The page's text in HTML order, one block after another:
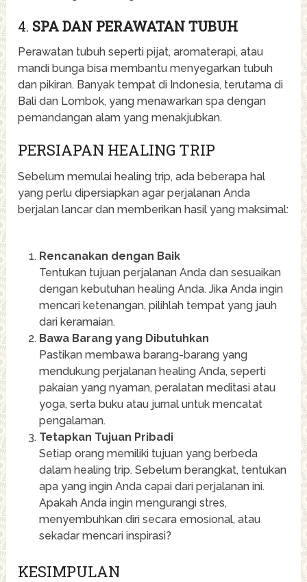
4. SPA DAN PERAWATAN TUBUH
Perawatan tubuh seperti pijat, aromaterapi, atau
mandi bunga bisa membantu menyegarkan tubuh
dan pikiran. Banyak tempat di Indonesia, terutama di
Bali dan Lombok, yang menawarkan spa dengan
pemandangan alam yang menakjubkan.
PERSIAPAN HEALING TRIP
Sebelum memulai healing trip, ada beberapa hal
yang perlu dipersiapkan agar perjalanan Anda
berjalan lancar dan memberikan hasil yang maksimal:
Rencanakan dengan Baik
Tentukan tujuan perjalanan Anda dan sesuaikan
dengan kebutuhan healing Anda. Jika Anda ingin
mencari ketenangan, pilihlah tempat yang jauh
dari keramaian.
Bawa Barang yang Dibutuhkan
Pastikan membawa barang-barang yang
mendukung perjalanan healing Anda, seperti
pakaian yang nyaman, peralatan meditasi atau
yoga, serta buku atau jurnal untuk mencatat
pengalaman.
Tetapkan Tujuan Pribadi
Setiap orang memiliki tujuan yang berbeda
dalam healing trip. Sebelum berangkat, tentukan
apa yang ingin Anda capai dari perjalanan ini.
Apakah Anda ingin mengurangi stres,
menyembuhkan diri secara emosional, atau
sekadar mencari inspirasi?
KESIMPULAN